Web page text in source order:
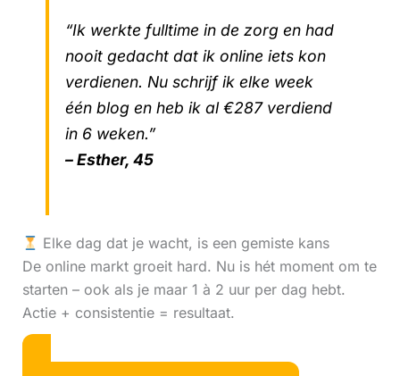
“Ik werkte fulltime in de zorg en had
nooit gedacht dat ik online iets kon
verdienen. Nu schrijf ik elke week
één blog en heb ik al €287 verdiend
in 6 weken.”
– Esther, 45
Elke dag dat je wacht, is een gemiste kans
De online markt groeit hard. Nu is hét moment om te
starten – ook als je maar 1 à 2 uur per dag hebt.
Actie + consistentie = resultaat.